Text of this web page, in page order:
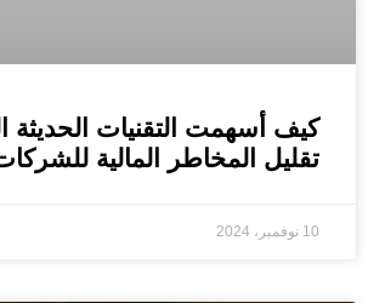
كيف أسهمت التقنيات الحديثة
تقليل المخاطر المالية
10 نوفمبر، 2024